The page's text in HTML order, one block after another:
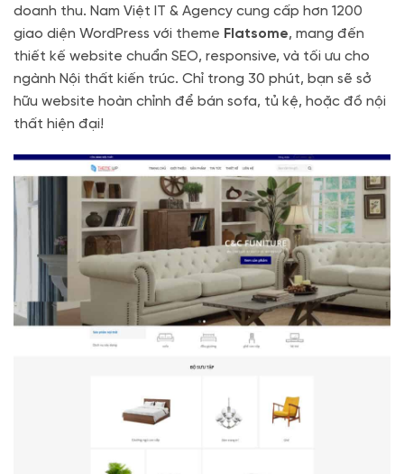
doanh thu. Nam Việt IT & Agency cung cấp hơn 1200
giao diện WordPress với theme Flatsome, mang đến
thiết kế website chuẩn SEO, responsive, và tối ưu cho
ngành Nội thất kiến trúc. Chỉ trong 30 phút, bạn sẽ sở
hữu website hoàn chỉnh để bán sofa, tủ kệ, hoặc đồ nội
thất hiện đại!